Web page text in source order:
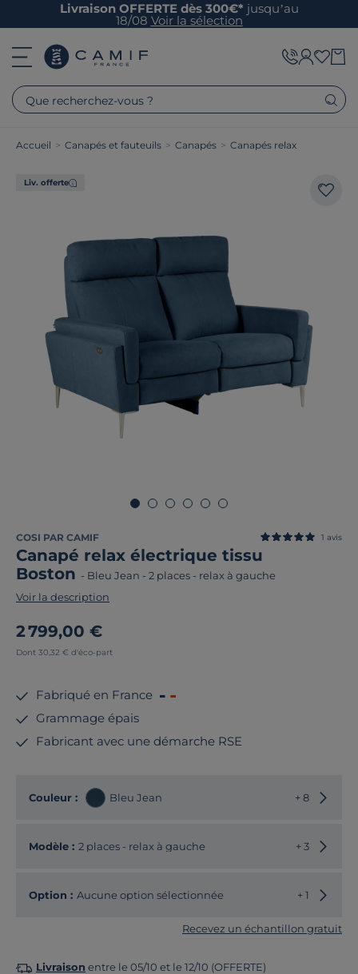
Livraison OFFERTE dès 300€* jusqu’au
18/08 Voir la sélection
Que recherchez-vous ?
Accueil > Canapés et fauteuils > Canapés > Canapés relax
Liv. offerte
COSI PAR CAMIF
Canapé relax électrique tissu
Boston - Bleu Jean - 2 places - relax à gauche
1 avis
Voir la description
2 799,00 €
Dont 30,32 € d'éco-part
Fabriqué en France
Grammage épais
Fabricant avec une démarche RSE
Couleur : Bleu Jean + 8
Modèle : 2 places - relax à gauche + 3
Option : Aucune option sélectionnée + 1
Recevez un échantillon gratuit
Livraison entre le 05/10 et le 12/10 (OFFERTE)